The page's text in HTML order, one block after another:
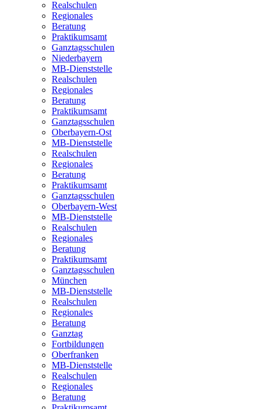
Realschulen
Regionales
Beratung
Praktikumsamt
Ganztagsschulen
Niederbayern
MB-Dienststelle
Realschulen
Regionales
Beratung
Praktikumsamt
Ganztagsschulen
Oberbayern-Ost
MB-Dienststelle
Realschulen
Regionales
Beratung
Praktikumsamt
Ganztagsschulen
Oberbayern-West
MB-Dienststelle
Realschulen
Regionales
Beratung
Praktikumsamt
Ganztagsschulen
München
MB-Dienststelle
Realschulen
Regionales
Beratung
Ganztag
Fortbildungen
Oberfranken
MB-Dienststelle
Realschulen
Regionales
Beratung